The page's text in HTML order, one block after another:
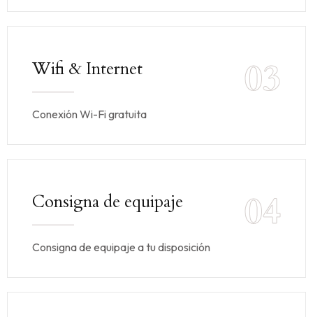
03
Wifi & Internet
Conexión Wi-Fi gratuita
04
Consigna de equipaje
Consigna de equipaje a tu disposición